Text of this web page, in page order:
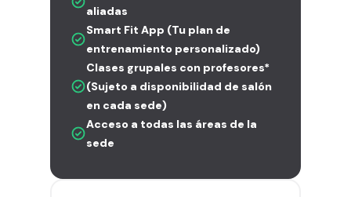
aliadas
Smart Fit App (Tu plan de
entrenamiento personalizado)
Clases grupales con profesores*
(Sujeto a disponibilidad de salón
en cada sede)
Acceso a todas las áreas de la
sede